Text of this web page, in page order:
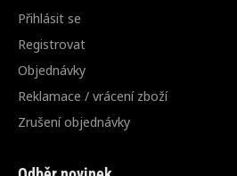
Přihlásit se
Registrovat
Objednávky
Reklamace / vrácení zboží
Zrušení objednávky